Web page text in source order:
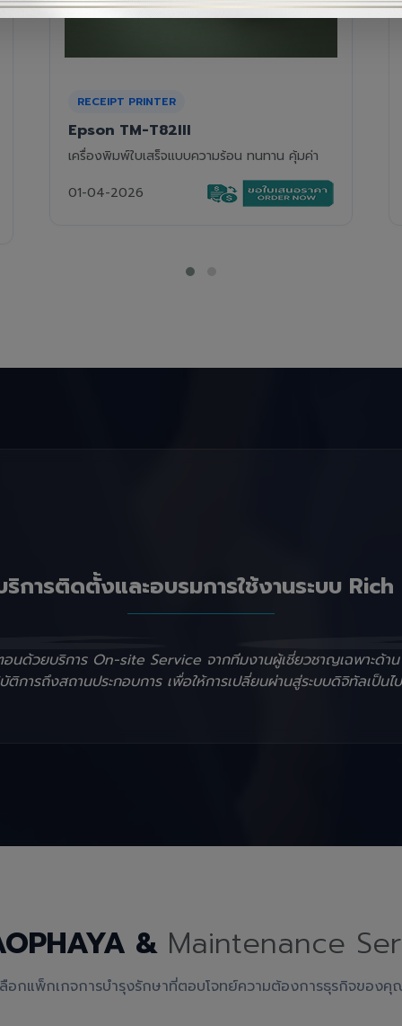
RECEIPT PRINTER
Epson TM-T88VII
เครื่องพิมพ์ใบเสร็จความร้อนรุ่นท็อป ความเร็วสูง
01-04-2026
ริการติดตั้งและอบรมการใช้งานระบบ Rich
อนด้วยบริการ On-site Service จากทีมงานผู้เชี่ยวชาญเฉพาะด้า
การถึงสถานประกอบการ เพื่อให้การเปลี่ยนผ่านสู่ระบบดิจิทัลเป็นไ
& Maintenance
อกแพ็กเกจการบำรุงรักษาที่ตอบโจทย์ความต้องการธุรกิจของ